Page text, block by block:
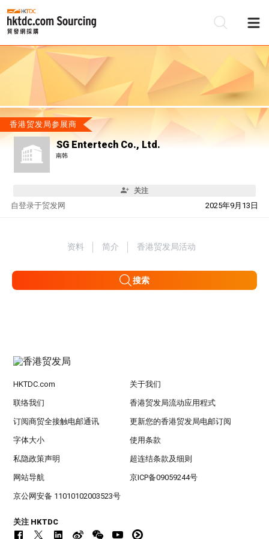
香港贸发局参展商
SG Entertech Co., Ltd.
南韩
关注
自 2025年9月13日
登录于贸发网
资料 简介 香港贸发局活动
搜索
HKTDC.com 关于我们
联络我们 香港贸发局流动应用程式
订阅商贸全接触电邮通讯 更新您的香港贸发局电邮订阅
字体大小 使用条款
私隐政策声明 超连结条款及细则
网站导航 京ICP备09059244号
京公网安备 11010102003523号
关注 HKTDC